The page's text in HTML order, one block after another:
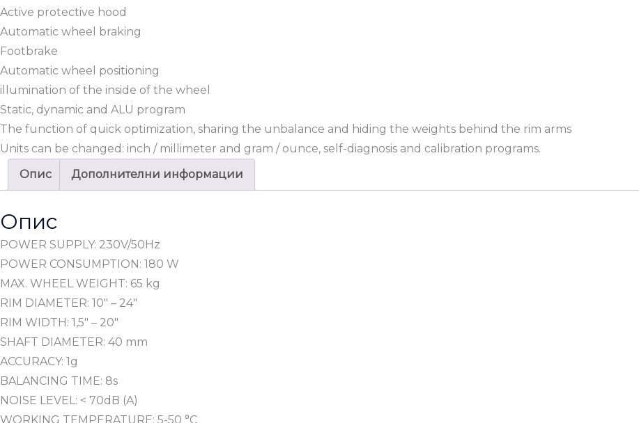
Active protective hood
Automatic wheel braking
Footbrake
Automatic wheel positioning
illumination of the inside of the wheel
Static, dynamic and ALU program
The function of quick optimization, sharing the unbalance and hiding the weights behind the rim arms
Units can be changed: inch / millimeter and gram / ounce, self-diagnosis and calibration programs.
Опис
Дополнителни информации
Опис
POWER SUPPLY: 230V/50Hz
POWER CONSUMPTION: 180 W
MAX. WHEEL WEIGHT: 65 kg
RIM DIAMETER: 10″ – 24″
RIM WIDTH: 1,5″ – 20″
SHAFT DIAMETER: 40 mm
ACCURACY: 1g
BALANCING TIME: 8s
NOISE LEVEL: < 70dB (A)
WORKING TEMPERATURE: 5-50 °C